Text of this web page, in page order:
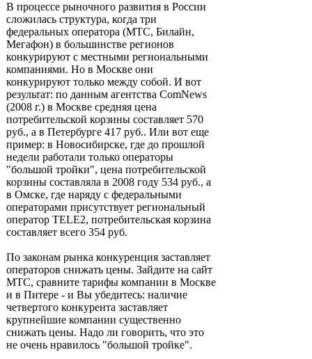
В процессе рыночного развития в России
сложилась структура, когда три
федеральных оператора (МТС, Билайн,
Мегафон) в большинстве регионов
конкурируют с местными региональными
компаниями. Но в Москве они
конкурируют только между собой. И вот
результат: по данным агентства ComNews
(2008 г.) в Москве средняя цена
потребительской корзины составляет 570
руб., а в Петербурге 417 руб.. Или вот еще
пример: в Новосибирске, где до прошлой
недели работали только операторы
"большой тройки", цена потребительской
корзины составляла в 2008 году 534 руб., а
в Омске, где наряду с федеральными
операторами присутствует региональный
оператор TELE2, потребительская корзина
составляет всего 354 руб.
По законам рынка конкуренция заставляет
операторов снижать цены. Зайдите на сайт
МТС, сравните тарифы компании в Москве
и в Питере - и Вы убедитесь: наличие
четвертого конкурента заставляет
крупнейшие компании существенно
снижать цены. Надо ли говорить, что это
не очень нравилось "большой тройке".